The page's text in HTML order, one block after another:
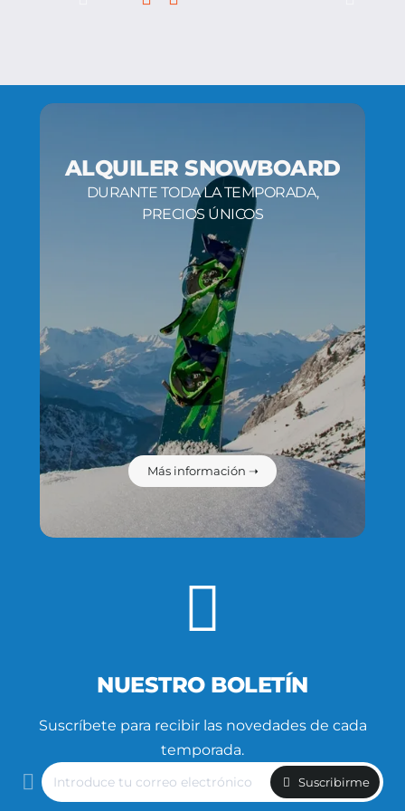
ALQUILER SNOWBOARD
DURANTE TODA LA TEMPORADA,
PRECIOS ÚNICOS
Más información ➝
NUESTRO BOLETÍN
Suscríbete para recibir las novedades de cada
temporada.
Introduce
tu
correo
Suscribirme